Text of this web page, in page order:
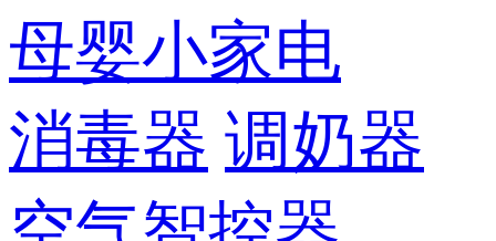
母婴小家电
消毒器 调奶器